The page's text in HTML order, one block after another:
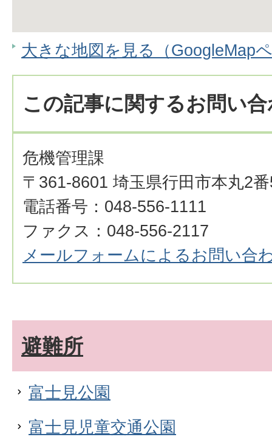
大きな地図を見る（GoogleMap
この記事に関するお問い
危機管理課
〒361-8601 埼玉県行田市本丸2
電話番号：048-556-1111
ファクス：048-556-2117
メールフォームによるお問い合
避難所
富士見公園
富士見児童交通公園